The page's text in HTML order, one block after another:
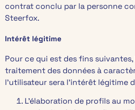
contrat conclu par la personne
Steerfox.
Intérêt légitime
Pour ce qui est des fins suivantes,
traitement des données à
l’utilisateur sera l’intérêt légitime
L’élaboration de profils au